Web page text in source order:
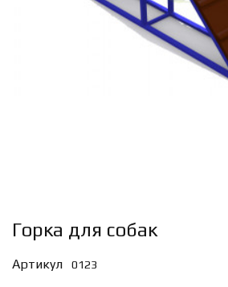
Горка для собак
Артикул 0123